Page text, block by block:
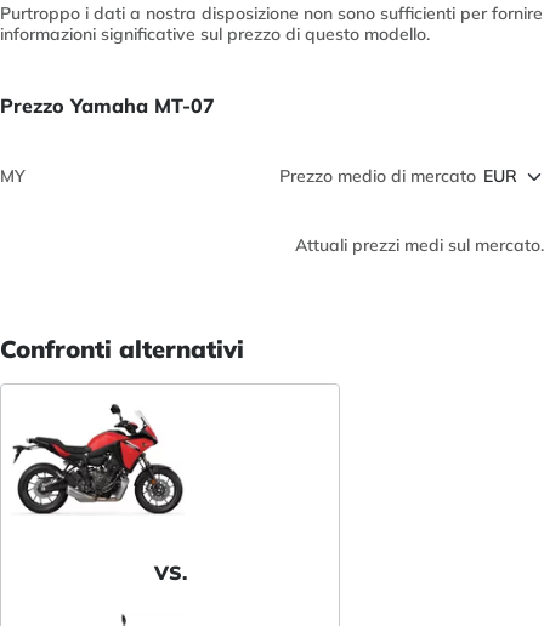
Purtroppo i dati a nostra disposizione non sono sufficienti per fornire
informazioni significative sul prezzo di questo modello.
Prezzo Yamaha MT-07
MY Prezzo medio di mercato
Attuali prezzi medi sul mercato.
Confronti alternativi
VS.